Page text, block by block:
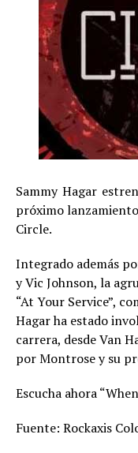
Sammy Hagar
próximo
Circle.
Integrado además
y Vic Johnson, la
“At Your Service”,
Hagar ha estado
carrera, desde Van
por Montrose y su
Escucha ahora
Fuente: Rockaxis